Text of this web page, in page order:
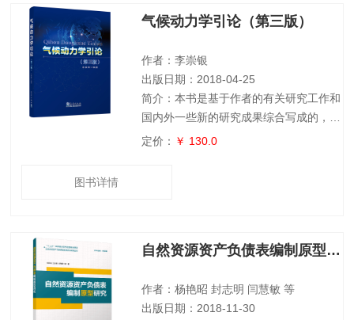
气候动力学引论（第三版）
作者：李崇银
出版日期：2018-04-25
简介：本书是基于作者的有关研究工作和
国内外一些新的研究成果综合写成的，目
的在于对气候变化，尤其是短期气候变化
到国际同行高度重视和肯定的重要研究成
El Nino事件”一节（包括5个小节），
定价： ￥ 130.0
图书详情
自然资源资产负债表编制原型研究
作者：杨艳昭 封志明 闫慧敏 等
出版日期：2018-11-30